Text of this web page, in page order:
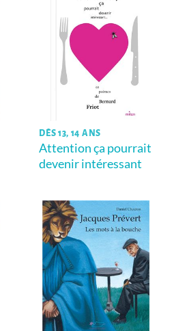
DÈS 13, 14 ANS
Attention ça pourrait
devenir intéressant